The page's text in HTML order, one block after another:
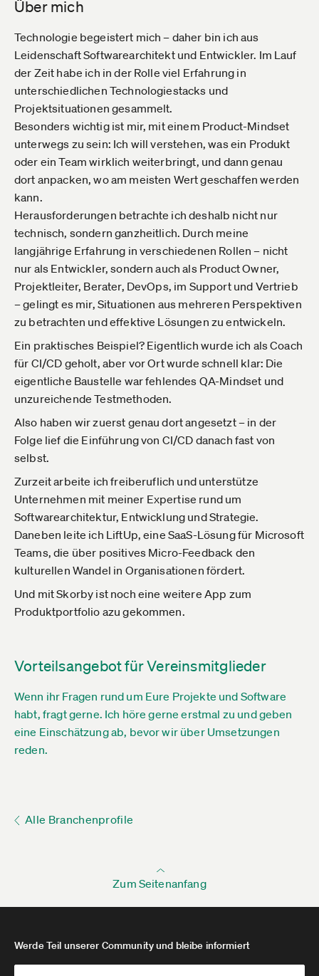
Über mich
Technologie begeistert mich – daher bin ich aus
Leidenschaft Softwarearchitekt und Entwickler. Im Lauf
der Zeit habe ich in der Rolle viel Erfahrung in
unterschiedlichen Technologiestacks und
Projektsituationen gesammelt.
Besonders wichtig ist mir, mit einem Product-Mindset
unterwegs zu sein: Ich will verstehen, was ein Produkt
oder ein Team wirklich weiterbringt, und dann genau
dort anpacken, wo am meisten Wert geschaffen werden
kann.
Herausforderungen betrachte ich deshalb nicht nur
technisch, sondern ganzheitlich. Durch meine
langjährige Erfahrung in verschiedenen Rollen – nicht
nur als Entwickler, sondern auch als Product Owner,
Projektleiter, Berater, DevOps, im Support und Vertrieb
– gelingt es mir, Situationen aus mehreren Perspektiven
zu betrachten und effektive Lösungen zu entwickeln.
Ein praktisches Beispiel? Eigentlich wurde ich als Coach
für CI/CD geholt, aber vor Ort wurde schnell klar: Die
eigentliche Baustelle war fehlendes QA-Mindset und
unzureichende Testmethoden.
Also haben wir zuerst genau dort angesetzt – in der
Folge lief die Einführung von CI/CD danach fast von
selbst.
Zurzeit arbeite ich freiberuflich und unterstütze
Unternehmen mit meiner Expertise rund um
Softwarearchitektur, Entwicklung und Strategie.
Daneben leite ich LiftUp, eine SaaS-Lösung für Microsoft
Teams, die über positives Micro-Feedback den
kulturellen Wandel in Organisationen fördert.
Und mit Skorby ist noch eine weitere App zum
Produktportfolio azu gekommen.
Vorteilsangebot für Vereinsmitglieder
Wenn ihr Fragen rund um Eure Projekte und Software
habt, fragt gerne. Ich höre gerne erstmal zu und geben
eine Einschätzung ab, bevor wir über Umsetzungen
reden.
Alle Branchenprofile
Zum Seitenanfang
Werde Teil unserer Community und bleibe informiert